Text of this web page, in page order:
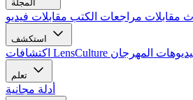
المجلة
مقابلات مراجعات الكتب مقابلات فيديو
استكشف
اكتشافات LensCulture المهرجان
تعلم
أدلة مجانية